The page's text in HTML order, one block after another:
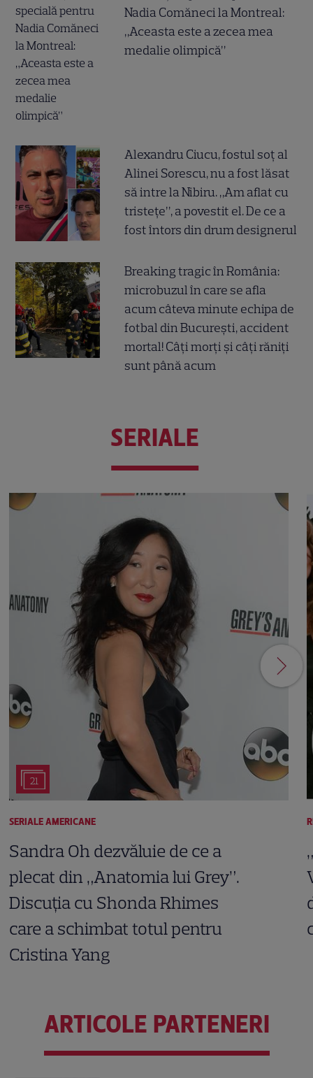
Nadia Comăneci la Montreal:
„Aceasta este a zecea mea
medalie olimpică”
Alexandru Ciucu, fostul soț al
Alinei Sorescu, nu a fost lăsat
să intre la Nibiru. „Am aflat cu
tristețe”, a povestit el. De ce a
fost întors din drum designerul
Breaking tragic în România:
microbuzul în care se afla
acum câteva minute echipa de
fotbal din București, accident
mortal! Câți morți și câți răniți
sunt până acum
SERIALE
21
SERIALE AMERICANE
Sandra Oh dezvăluie de ce a
plecat din „Anatomia lui Grey”.
Discuția cu Shonda Rhimes
care a schimbat totul pentru
Cristina Yang
ARTICOLE PARTENERI